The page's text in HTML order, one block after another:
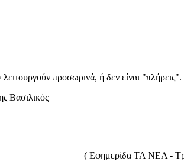
προσωρινά, ή δεν είναι "πλήρεις".
Βασιλικός
Τρίτη 19/8/